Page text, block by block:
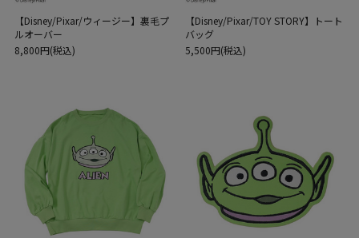
【Disney/Pixar/ウィージー】裏毛プ
ルオーバー
8,800円(税込)
【Disney/Pixar/TOY STORY】トート
バッグ
5,500円(税込)